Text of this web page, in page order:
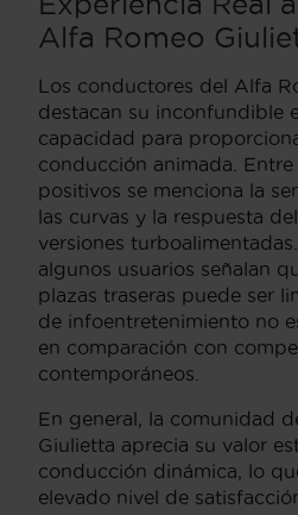
Alfa Romeo
Los conductores del Alfa
destacan su inconfundible
capacidad para
conducción animada. Entre
positivos se menciona la
las curvas y la respuesta
versiones
algunos usuarios señalan
plazas traseras puede ser
de infoentretenimiento no
en comparación con
contemporáneos.
En general, la comunidad
Giulietta aprecia su valor
conducción dinámica, lo
elevado nivel de